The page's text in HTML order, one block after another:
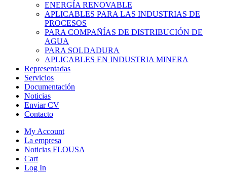
ENERGÍA RENOVABLE
APLICABLES PARA LAS INDUSTRIAS DE
PROCESOS
PARA COMPAÑÍAS DE DISTRIBUCIÓN DE
AGUA
PARA SOLDADURA
APLICABLES EN INDUSTRIA MINERA
Representadas
Servicios
Documentación
Noticias
Enviar CV
Contacto
My Account
La empresa
Noticias FLOUSA
Cart
Log In